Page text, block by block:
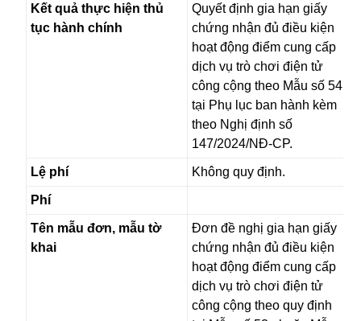
Kết quả thực hiện thủ
tục hành chính
Quyết định gia hạn giấy
chứng nhận đủ điều kiện
hoạt động điểm cung cấp
dịch vụ trò chơi điện tử
công cộng theo Mẫu số 54
tại Phụ lục ban hành kèm
theo Nghị định số
147/2024/NĐ-CP.
Lệ phí Không quy định.
Phí
Tên mẫu đơn, mẫu tờ
khai
Đơn đề nghị gia hạn giấy
chứng nhận đủ điều kiện
hoạt động điểm cung cấp
dịch vụ trò chơi điện tử
công cộng theo quy định